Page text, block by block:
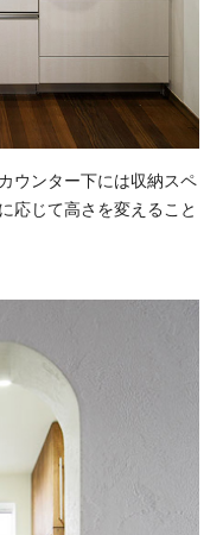
ウンター下には収納スペ
応じて高さを変えること